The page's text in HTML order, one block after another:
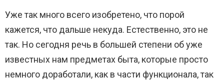
Уже так много всего изобретено, что порой
кажется, что дальше некуда. Естественно, это не
так. Но сегодня речь в большей степени об уже
известных нам предметах быта, которые просто
немного доработали, как в части функционала, так